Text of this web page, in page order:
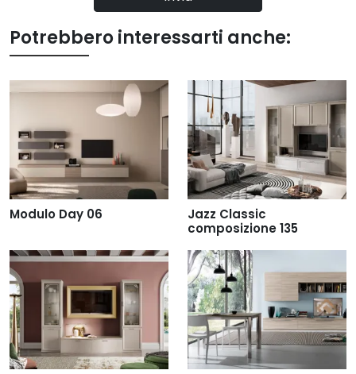
Potrebbero interessarti anche:
Modulo Day 06
Jazz Classic
composizione 135